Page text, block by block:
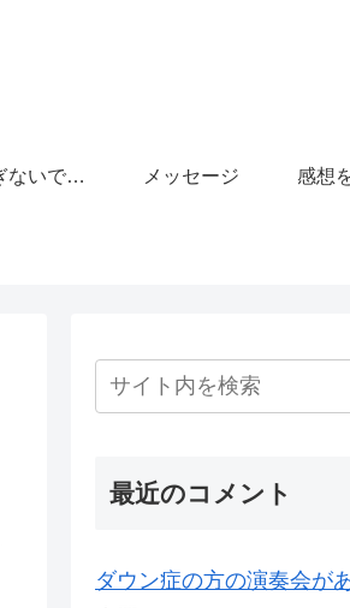
「がんばりすぎないで」の広場 メッセージ
最近のコメント
ダウン症の方の演奏会が